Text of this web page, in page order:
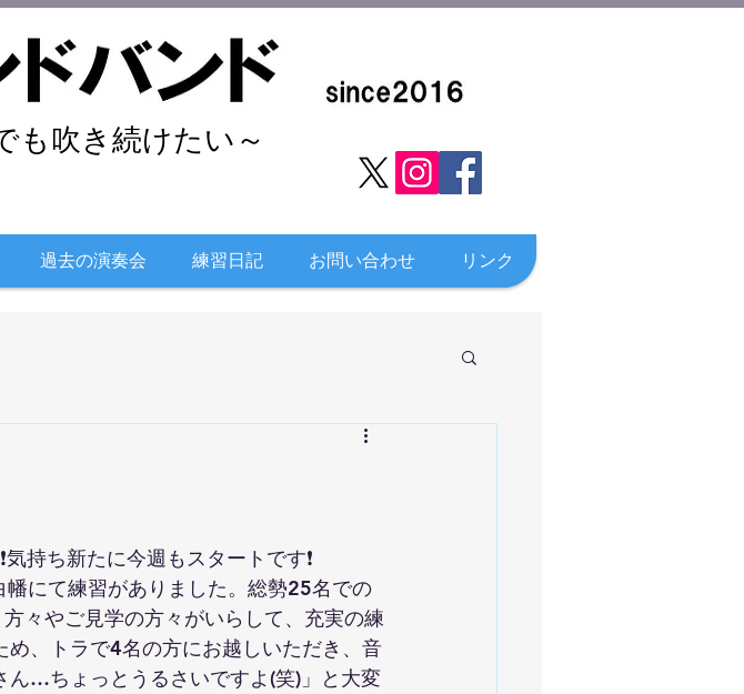
も吹き続けたい～​
過去の演奏会 練習日記 お問い合わせ リンク
持ち新たに今週もスタートです❗️
々やご見学の方々がいらして、充実の練
め、トラで4名の方にお越しいただき、音
ん…ちょっとうるさいですよ(笑)」と大変